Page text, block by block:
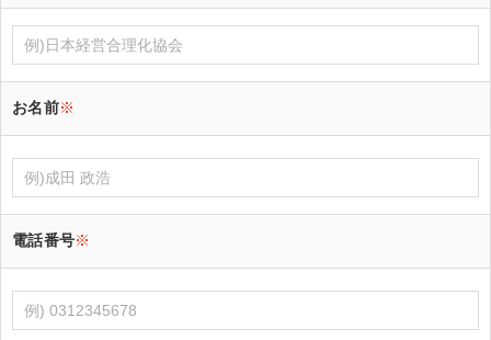
お名前※
電話番号※